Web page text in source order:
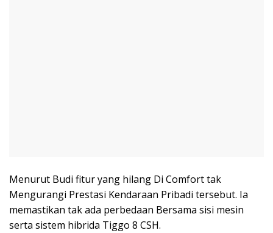
Menurut Budi fitur yang hilang Di Comfort tak
Mengurangi Prestasi Kendaraan Pribadi tersebut. Ia
memastikan tak ada perbedaan Bersama sisi mesin
serta sistem hibrida Tiggo 8 CSH.